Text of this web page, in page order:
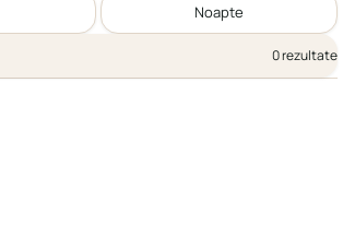
Noapte
0 rezultate